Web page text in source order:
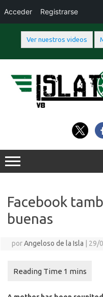
Ver nuestros videos
contenido
Facebook
buenas
porAngeloso de la Isla 29/
Acceder Registrarse